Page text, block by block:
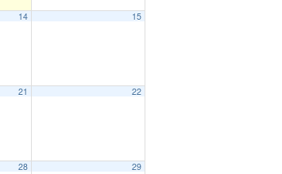
14 15
21 22
28 29